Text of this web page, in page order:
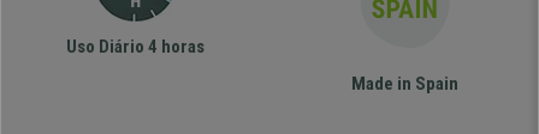
Uso Diário 4 horas
Made in Spain